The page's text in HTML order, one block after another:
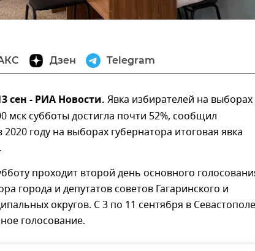
Дзен Telegram
- РИА Новости. Явка избирателей на выборах
мск субботы достигла почти 52%, сообщил
году на выборах губернатора итоговая явка
проходит второй день основного
города и депутатов советов Гагаринского и
округов. С 3 по 11 сентября в Севастополе
голосование.